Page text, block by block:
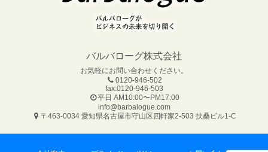
バルバローグ株式会社
お気軽にお問い合わせください。
0120-946-502
fax:0120-946-503
平日 AM10:00〜PM17:00
info@barbalogue.com
〒463-0034 愛知県名古屋市守山区四軒家2-503 扶桑ビル1-C